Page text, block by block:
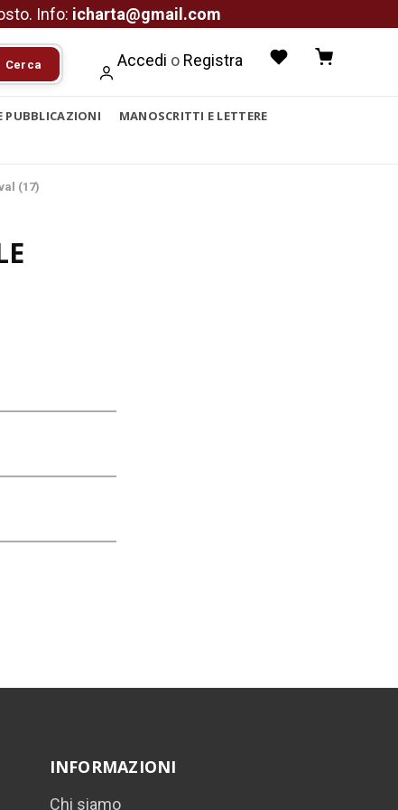
Info: icharta@gmail.com
Cerca Accedi o Registra
PUBBLICAZIONI
MANOSCRITTI E LETTERE
(17)
INFORMAZIONI
Chi siamo